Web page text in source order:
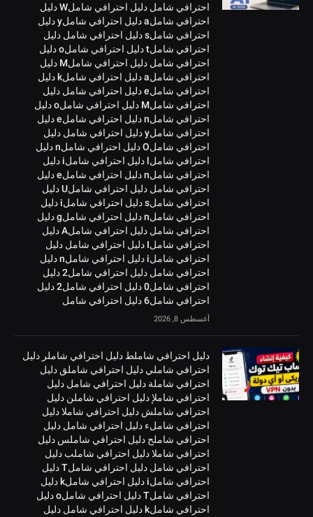
احترافي شامل دليل احترافي شاملW دليل
احترافي شاملa دليل احترافي شاملy دليل
احترافي شاملs دليل احترافي شامل دليل
احترافي شاملt دليل احترافي شاملo دليل
احترافي شامل دليل احترافي شاملM دليل
احترافي شاملa دليل احترافي شاملk دليل
احترافي شاملe دليل احترافي شامل دليل
احترافي شاملM دليل احترافي شاملo دليل
احترافي شاملn دليل احترافي شاملe دليل
احترافي شاملy دليل احترافي شامل دليل
احترافي شاملO دليل احترافي شاملn دليل
احترافي شاملl دليل احترافي شاملi دليل
احترافي شاملn دليل احترافي شاملe دليل
احترافي شامل دليل احترافي شاملU دليل
احترافي شاملs دليل احترافي شاملi دليل
احترافي شاملn دليل احترافي شاملg دليل
احترافي شامل دليل احترافي شاملA دليل
احترافي شاملI دليل احترافي شامل دليل
احترافي شاملi دليل احترافي شاملn دليل
احترافي شامل دليل احترافي شامل2 دليل
احترافي شامل0 دليل احترافي شامل2 دليل
احترافي شامل6 دليل احترافي شامل
أغسطس 8, 2026
دليل احترافي شاملط دليل احترافي شاملر دليل
احترافي شاملي دليل احترافي شاملق دليل
احترافي شاملة دليل احترافي شامل دليل
احترافي شاملإ دليل احترافي شاملن دليل
احترافي شاملش دليل احترافي شاملا دليل
احترافي شاملء دليل احترافي شامل دليل
احترافي شاملح دليل احترافي شاملس دليل
احترافي شاملا دليل احترافي شاملب دليل
احترافي شامل دليل احترافي شاملT دليل
احترافي شاملi دليل احترافي شاملk دليل
احترافي شاملT دليل احترافي شاملo دليل
احترافي شاملk دليل احترافي شامل دليل